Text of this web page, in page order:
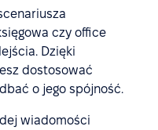
czy office
Dzięki
dostosować
o jego spójność.
wiadomości